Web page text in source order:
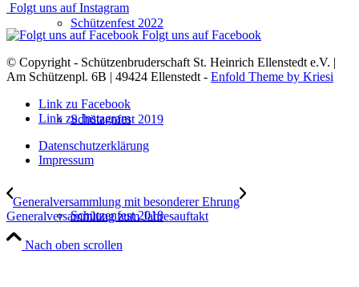
Schützenfest 2022
Schützenfest 2019
Schützenfest 2018
Folgt uns auf Instagram
Folgt uns auf Facebook
© Copyright - Schützenbruderschaft St. Heinrich Ellenstedt e.V. |
Am Schützenpl. 6B | 49424 Ellenstedt - Enfold Theme by Kriesi
Link zu Facebook
Link zu Instagram
Datenschutzerklärung
Impressum
Generalversammlung mit besonderer Ehrung
Generalversammlung zum Jahresauftakt
Nach oben scrollen